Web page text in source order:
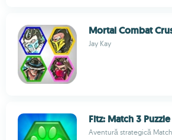
Mortal Combat
Jay Kay
Fitz: Match 3 Puzzle
Aventură strategică